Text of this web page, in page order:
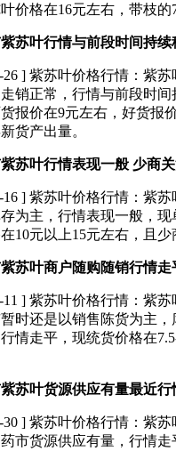
价格在16元左右，带枝的
苏叶行情与前段时间持续
26 ] 紫苏叶价格行情：紫
销正常，行情与前段时
报价在9元左右，好货报
货产出量。
苏叶行情表现一般 少商
16 ] 紫苏叶价格行情：紫苏
为主，行情表现一般，
10元以上15元左右，且少
苏叶商户随购随销行情走
11 ] 紫苏叶价格行情：紫
时还是以销售陈货为主
情走平，现统货价格在
苏叶货源供应有量最近行
30 ] 紫苏叶价格行情：紫
市货源供应有量，行情走